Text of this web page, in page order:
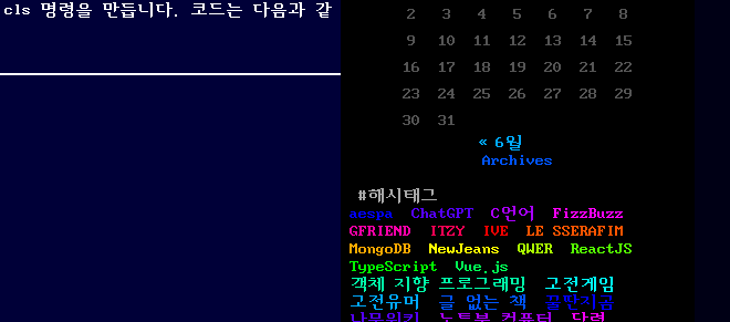
명령을 만듭니다. 코드는 다음과 같
로드”
2
3 4 5 6 7
8
9
10 11 12 13 14
15
16
17 18 19 20 21
22
23
24 25 26 27 28
29
30
31
« 6월
Archives
#해시태그
aespa
ChatGPT C언어
FizzBuzz
GFRIEND
ITZY IVE
LE SSERAFIM
MongoDB
NewJeans QWER
ReactJS
TypeScript
Vue.js
객체 지향 프로그래밍
고전게임
고전유머
글 없는 책
꿀딴지곰